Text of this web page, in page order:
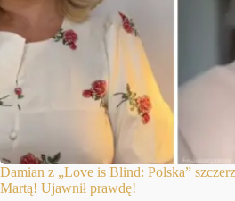
Damian z „Love is Blind: Polska”
Martą! Ujawnił prawdę!